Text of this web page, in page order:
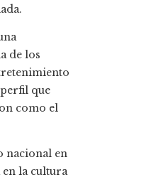
de los
que
como el
nacional en
en la cultura